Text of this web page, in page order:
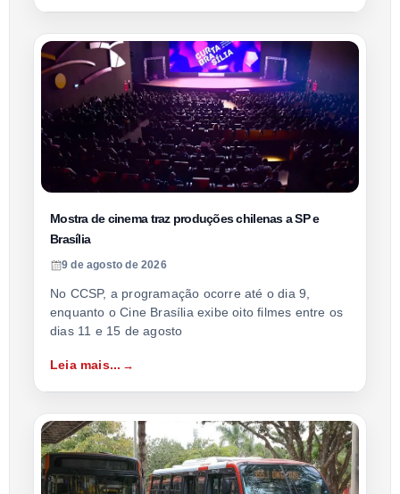
Mostra de cinema traz produções chilenas a SP e
Brasília
9 de agosto de 2026
No CCSP, a programação ocorre até o dia 9,
enquanto o Cine Brasília exibe oito filmes entre os
dias 11 e 15 de agosto
Leia mais...